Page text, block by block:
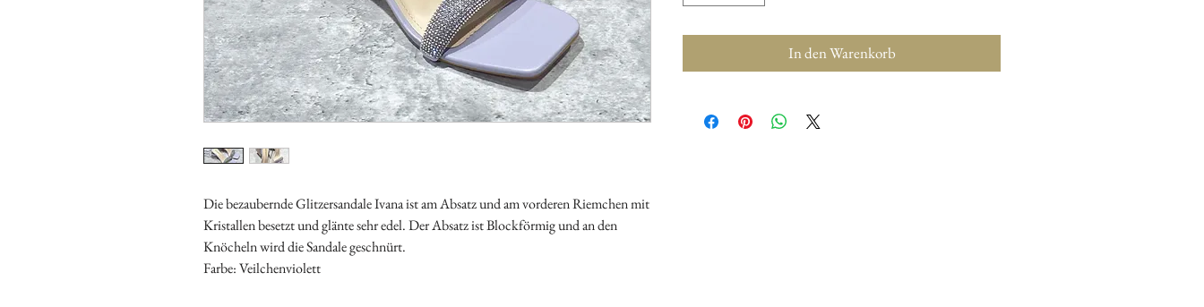
Die bezaubernde Glitzersandale Ivana ist am Absatz und am vorderen Riemchen mit
Kristallen besetzt und glänte sehr edel. Der Absatz ist Blockförmig und an den
Knöcheln wird die Sandale geschnürt.
Farbe: Veilchenviolett
In den Warenkorb